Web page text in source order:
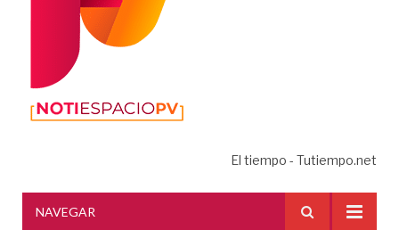
El tiempo - Tutiempo.net
NAVEGAR